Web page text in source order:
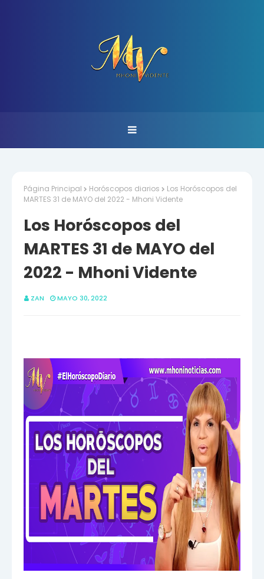
Página Principal Horóscopos diarios
Los Horóscopos del
MARTES 31 de MAYO del 2022 - Mhoni Vidente
Los Horóscopos del
MARTES 31 de MAYO del
2022 - Mhoni Vidente
ZAN MAYO 30, 2022